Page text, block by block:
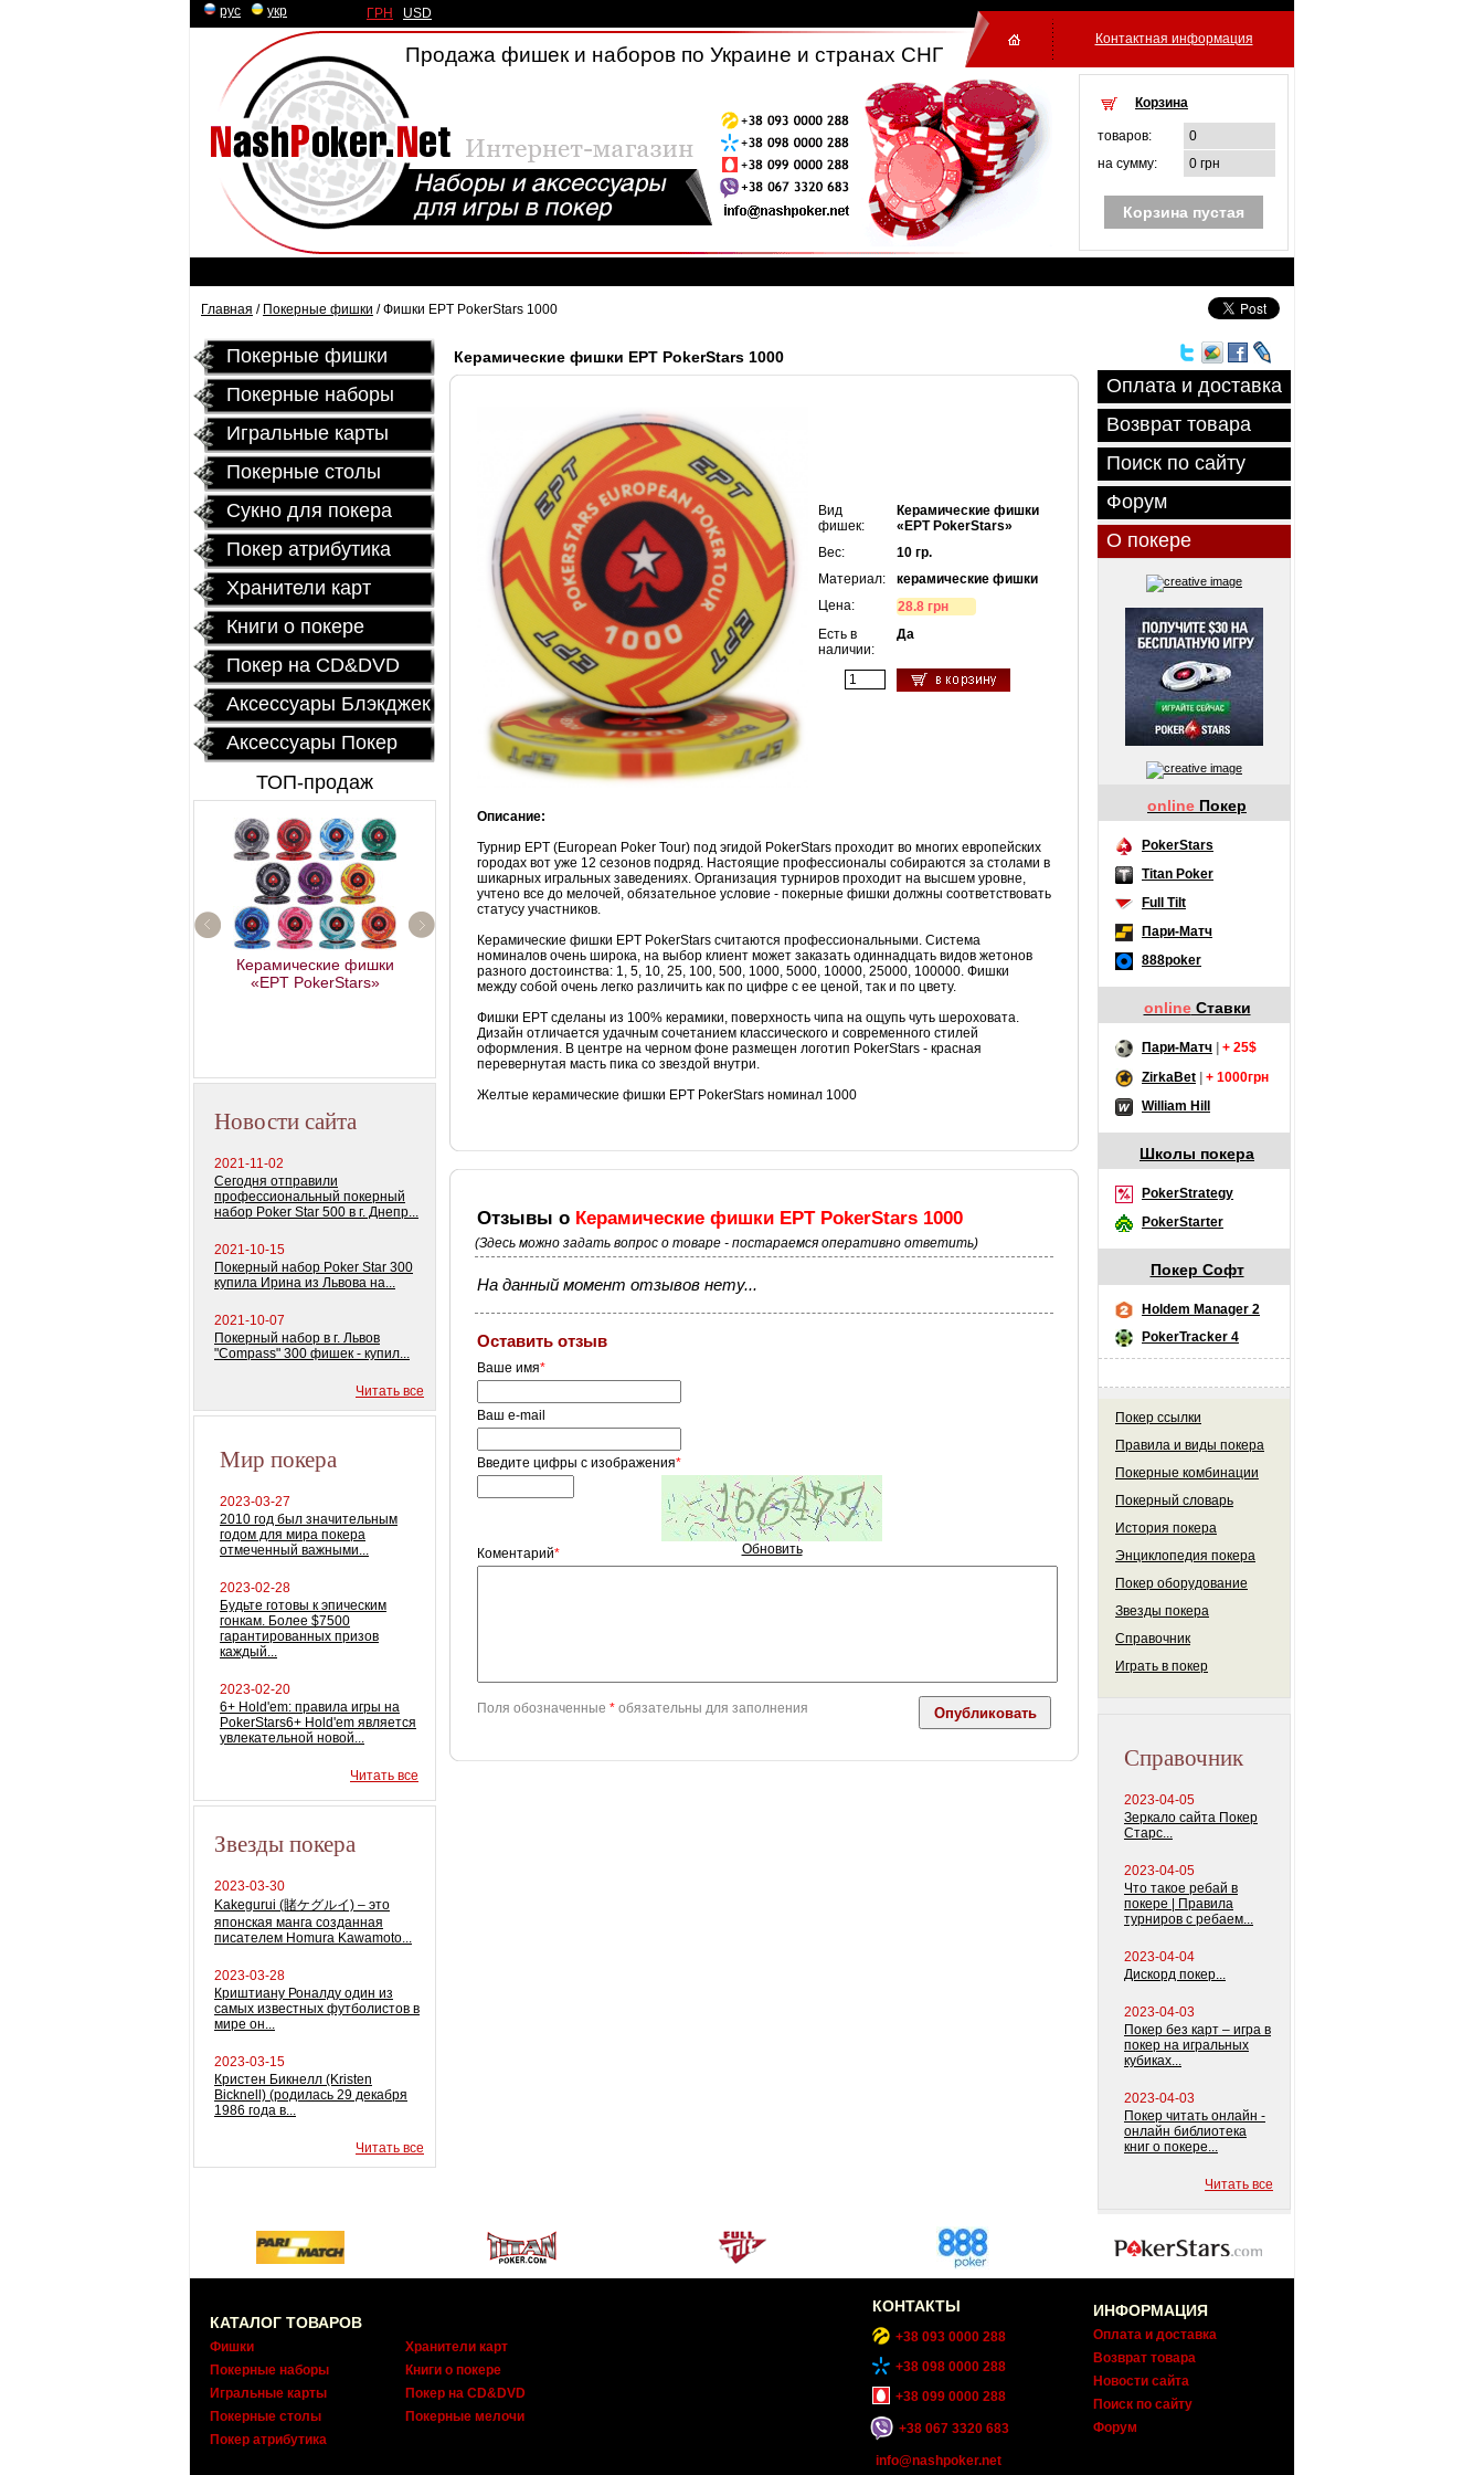
рус укр ГРН USD
Продажа фишек и наборов по Украине и странах СНГ
Контактная информация
Корзина
товаров:
0
на сумму:
0 грн
Корзина пустая
Главная / Покерные фишки / Фишки EPT PokerStars 1000
Покерные фишки
Покерные наборы
Игральные карты
Покерные столы
Сукно для покера
Покер атрибутика
Хранители карт
Книги о покере
Покер на CD&DVD
Аксессуары Блэкджек
Аксессуары Покер
ТОП-продаж
Керамические фишки
«EPT PokerStars»
Fournier 2818 Блок (12
колод) 100%
пластиковых карт
Новости сайта
2021-11-02
Сегодня отправили
профессиональный покерный
набор Poker Star 500 в г. Днепр...
2021-10-15
Покерный набор Poker Star 300
купила Ирина из Львова на...
2021-10-07
Покерный набор в г. Львов
"Compass" 300 фишек - купил...
Читать все
Мир покера
2023-03-27
2010 год был значительным
годом для мира покера
отмеченный важными...
2023-02-28
Будьте готовы к эпическим
гонкам. Более $7500
гарантированных призов
каждый...
2023-02-20
6+ Hold'em: правила игры на
PokerStars6+ Hold'em является
увлекательной новой...
Читать все
Звезды покера
2023-03-30
Kakegurui (賭ケグルイ) – это
японская манга созданная
писателем Homura Kawamoto...
2023-03-28
Криштиану Роналду один из
самых известных футболистов в
мире он...
2023-03-15
Кристен Бикнелл (Kristen
Bicknell) (родилась 29 декабря
1986 года в...
Читать все
Керамические фишки EPT PokerStars 1000
Вид
фишек:
Керамические фишки
«EPT PokerStars»
Вес:
10 гр.
Материал:
керамические фишки
Цена:
28.8 грн
Есть в
наличии:
Да
Описание:
Турнир EPT (European Poker Tour) под эгидой PokerStars проходит во многих европейских
городах вот уже 12 сезонов подряд. Настоящие профессионалы собираются за столами в
шикарных игральных заведениях. Организация турниров проходит на высшем уровне,
учтено все до мелочей, обязательное условие - покерные фишки должны соответствовать
статусу участников.
Керамические фишки EPT PokerStars считаются профессиональными. Система
номиналов очень широка, на выбор клиент может заказать одиннадцать видов жетонов
разного достоинства: 1, 5, 10, 25, 100, 500, 1000, 5000, 10000, 25000, 100000. Фишки
между собой очень легко различить как по цифре с ее ценой, так и по цвету.
Фишки EPT сделаны из 100% керамики, поверхность чипа на ощупь чуть шероховата.
Дизайн отличается удачным сочетанием классического и современного стилей
оформления. В центре на черном фоне размещен логотип PokerStars - красная
перевернутая масть пика со звездой внутри.
Желтые керамические фишки EPT PokerStars номинал 1000
Отзывы о Керамические фишки EPT PokerStars 1000
(Здесь можно задать вопрос о товаре - постараемся оперативно ответить)
На данный момент отзывов нету...
Оставить отзыв
Ваше имя*
Ваш e-mail
Введите цифры с изображения*
Обновить
Коментарий*
Поля обозначенные * обязательны для заполнения
Оплата и доставка
Возврат товара
Поиск по сайту
Форум
О покере
online Покер
PokerStars
Titan Poker
Full Tilt
Пари-Матч
888poker
onlineСтавки
Пари-Матч
+ 25$
ZirkaBet | + 1000грн
William Hill
Школы покера
PokerStrategy
PokerStarter
Покер Софт
Holdem Manager 2
PokerTracker 4
Покер ссылки
Правила и виды покера
Покерные комбинации
Покерный словарь
История покера
Энциклопедия покера
Покер оборудование
Звезды покера
Справочник
Играть в покер
Справочник
2023-04-05
Зеркало сайта Покер
Старс...
2023-04-05
Что такое ребай в
покере | Правила
турниров с ребаем...
2023-04-04
Дискорд покер...
2023-04-03
Покер без карт – игра в
покер на игральных
кубиках...
2023-04-03
Покер читать онлайн -
онлайн библиотека
книг о покере...
Читать все
КАТАЛОГ ТОВАРОВ
Фишки
Покерные наборы
Игральные карты
Покерные столы
Покер атрибутика
Хранители карт
Книги о покере
Покер на CD&DVD
Покерные мелочи
КОНТАКТЫ
+38 093 0000 288
+38 098 0000 288
+38 099 0000 288
+38 067 3320 683
info@nashpoker.net
ИНФОРМАЦИЯ
Оплата и доставка
Возврат товара
Новости сайта
Поиск по сайту
Форум